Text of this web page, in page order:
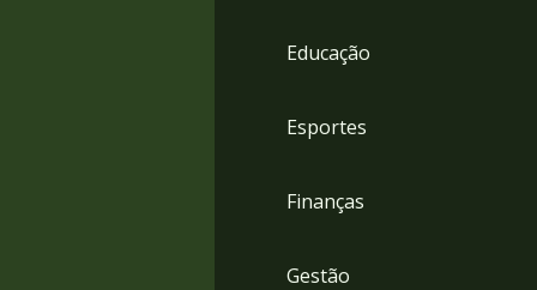
Educação
Esportes
Finanças
Gestão